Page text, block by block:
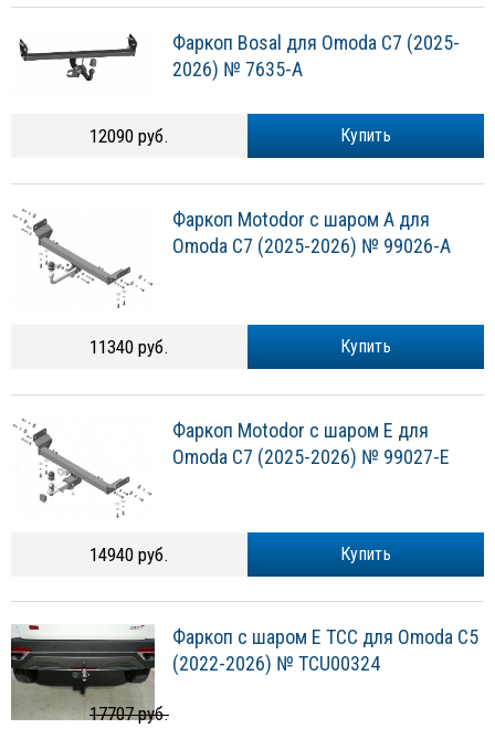
Фаркоп Bosal для Omoda C7 (2025-
2026) № 7635-A
Купить
12090 руб.
Фаркоп Motodor с шаром A для
Omoda C7 (2025-2026) № 99026-A
Купить
11340 руб.
Фаркоп Motodor с шаром E для
Omoda C7 (2025-2026) № 99027-E
Купить
14940 руб.
Фаркоп с шаром Е ТСС для Omoda С5
(2022-2026) № TCU00324
17707 руб.